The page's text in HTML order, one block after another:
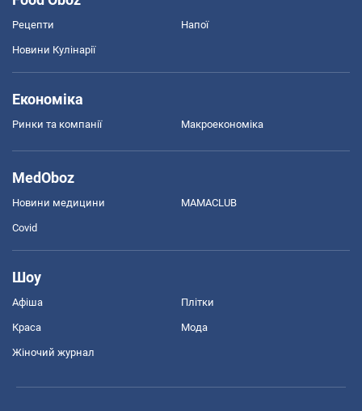
Рецепти Напої
Новини Кулінарії
Економіка
Ринки та компанії Макроекономіка
MedOboz
Новини медицини MAMACLUB
Covid
Шоу
Афіша Плітки
Краса Мода
Жіночий журнал